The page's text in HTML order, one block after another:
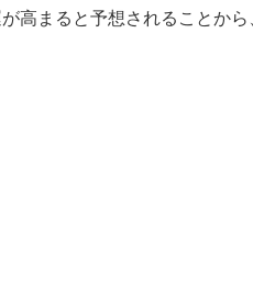
高まると予想されることか